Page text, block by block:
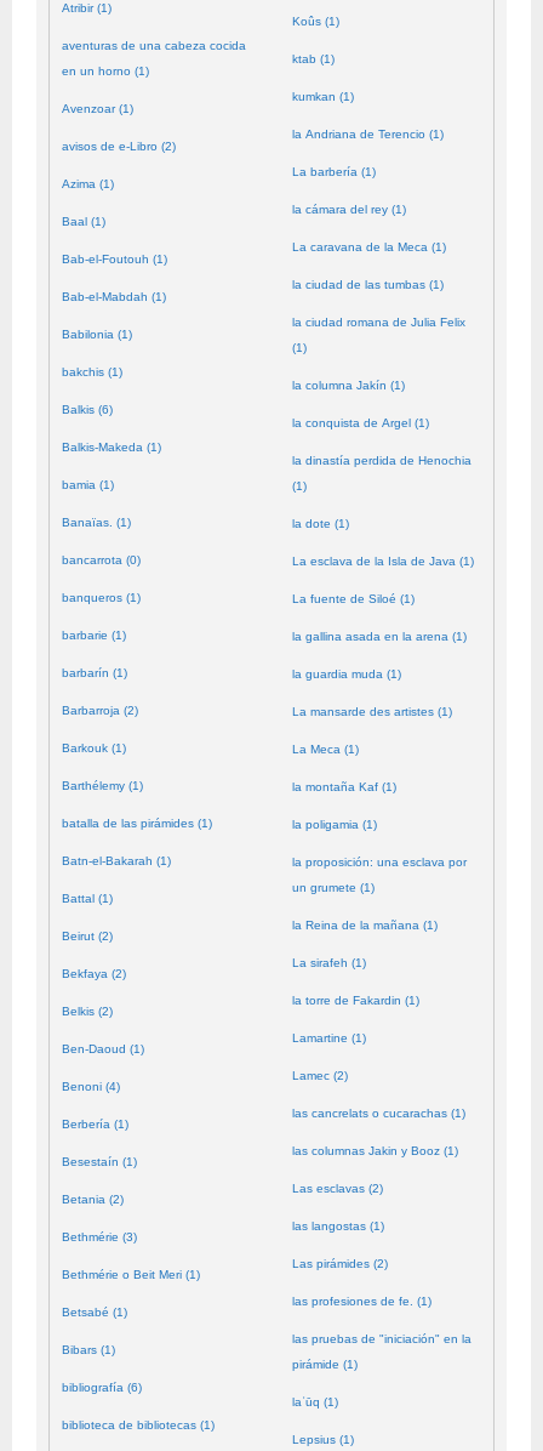
Atribir (1)
aventuras de una cabeza cocida
en un horno (1)
Avenzoar (1)
avisos de e-Libro (2)
Azima (1)
Baal (1)
Bab-el-Foutouh (1)
Bab-el-Mabdah (1)
Babilonia (1)
bakchis (1)
Balkis (6)
Balkis-Makeda (1)
bamia (1)
Banaïas. (1)
bancarrota (0)
banqueros (1)
barbarie (1)
barbarín (1)
Barbarroja (2)
Barkouk (1)
Barthélemy (1)
batalla de las pirámides (1)
Batn-el-Bakarah (1)
Battal (1)
Beirut (2)
Bekfaya (2)
Belkis (2)
Ben-Daoud (1)
Benoni (4)
Berbería (1)
Besestaín (1)
Betania (2)
Bethmérie (3)
Bethmérie o Beit Meri (1)
Betsabé (1)
Bibars (1)
bibliografía (6)
biblioteca de bibliotecas (1)
Koûs (1)
ktab (1)
kumkan (1)
la Andriana de Terencio (1)
La barbería (1)
la cámara del rey (1)
La caravana de la Meca (1)
la ciudad de las tumbas (1)
la ciudad romana de Julia Felix
(1)
la columna Jakín (1)
la conquista de Argel (1)
la dinastía perdida de Henochia
(1)
la dote (1)
La esclava de la Isla de Java (1)
La fuente de Siloé (1)
la gallina asada en la arena (1)
la guardia muda (1)
La mansarde des artistes (1)
La Meca (1)
la montaña Kaf (1)
la poligamia (1)
la proposición: una esclava por
un grumete (1)
la Reina de la mañana (1)
La sirafeh (1)
la torre de Fakardin (1)
Lamartine (1)
Lamec (2)
las cancrelats o cucarachas (1)
las columnas Jakin y Booz (1)
Las esclavas (2)
las langostas (1)
Las pirámides (2)
las profesiones de fe. (1)
las pruebas de "iniciación" en la
pirámide (1)
laʿūq (1)
Lepsius (1)